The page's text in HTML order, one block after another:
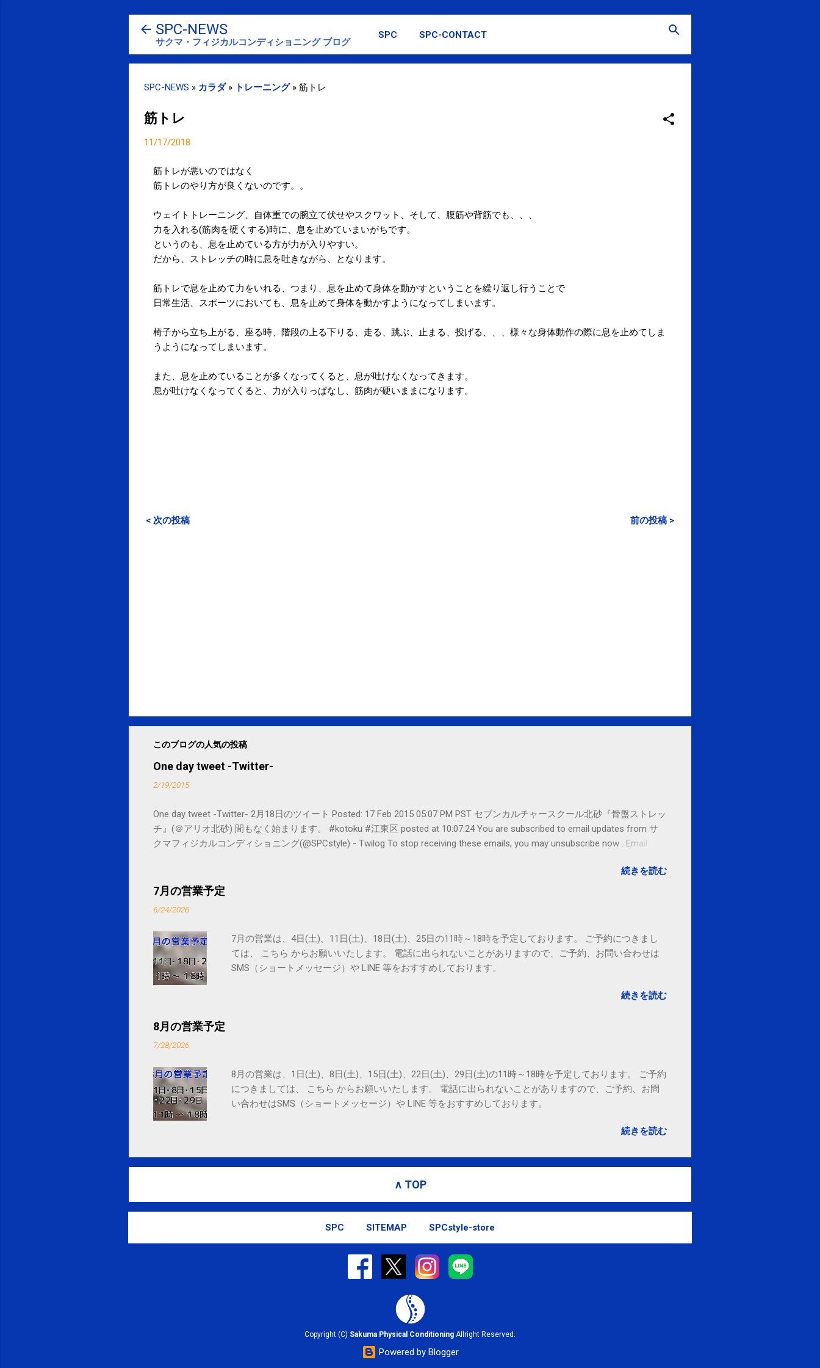
スキップしてメイン コンテンツに移動
SPC-NEWS
サクマ・フィジカルコンディショニング ブログ
SPC SPC-CONTACT
SPC-NEWS » カラダ» トレーニング» 筋トレ
筋トレ
11/17/2018
筋トレが悪いのではなく
筋トレのやり方が良くないのです。。
ウェイトトレーニング、自体重での腕立て伏せやスクワット、そして、腹筋や背筋でも、、、
力を入れる(筋肉を硬くする)時に、息を止めていまいがちです。
というのも、息を止めている方が力が入りやすい。
だから、ストレッチの時に息を吐きながら、となります。
筋トレで息を止めて力をいれる、つまり、息を止めて身体を動かすということを繰り返し行うことで
日常生活、スポーツにおいても、息を止めて身体を動かすようになってしまいます。
椅子から立ち上がる、座る時、階段の上る下りる、走る、跳ぶ、止まる、投げる、、、様々な身体動作の際に息を止めてしま
うようになってしまいます。
また、息を止めていることが多くなってくると、息が吐けなくなってきます。
息が吐けなくなってくると、力が入りっぱなし、筋肉が硬いままになります。
< 次の投稿 前の投稿 >
このブログの人気の投稿
One day tweet -Twitter-
2/19/2015
One day tweet -Twitter- 2月18日のツイート Posted: 17 Feb 2015 05:07 PM PST セブンカルチャースクール北砂『骨盤ストレッ
チ』(＠アリオ北砂) 間もなく始まります。 #kotoku #江東区 posted at 10:07:24 You are subscribed to email updates from サ
クマフィジカルコンディショニング(@SPCstyle) - Twilog To stop receiving these emails, you may unsubscribe now . Email
続きを読む
7月の営業予定
6/24/2026
7月の営業は、4日(土)、11日(土)、18日(土)、25日の11時～18時を予定しております。 ご予約につきまし
ては、 こちら からお願いいたします。 電話に出られないことがありますので、ご予約、お問い合わせは
SMS（ショートメッセージ）や LINE 等をおすすめしております。
続きを読む
8月の営業予定
7/28/2026
8月の営業は、1日(土)、8日(土)、15日(土)、22日(土)、29日(土)の11時～18時を予定しております。 ご予約
につきましては、 こちら からお願いいたします。 電話に出られないことがありますので、ご予約、お問
い合わせはSMS（ショートメッセージ）や LINE 等をおすすめしております。
続きを読む
∧ TOP
SPC SITEMAP SPCstyle-store
Copyright (C) Sakuma Physical Conditioning Allright Reserved.
Powered by Blogger